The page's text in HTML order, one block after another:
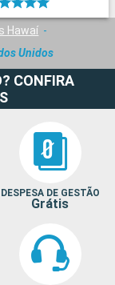
Hawaí
Unidos
CONFIRA
DESPESA DE GESTÃO
Grátis